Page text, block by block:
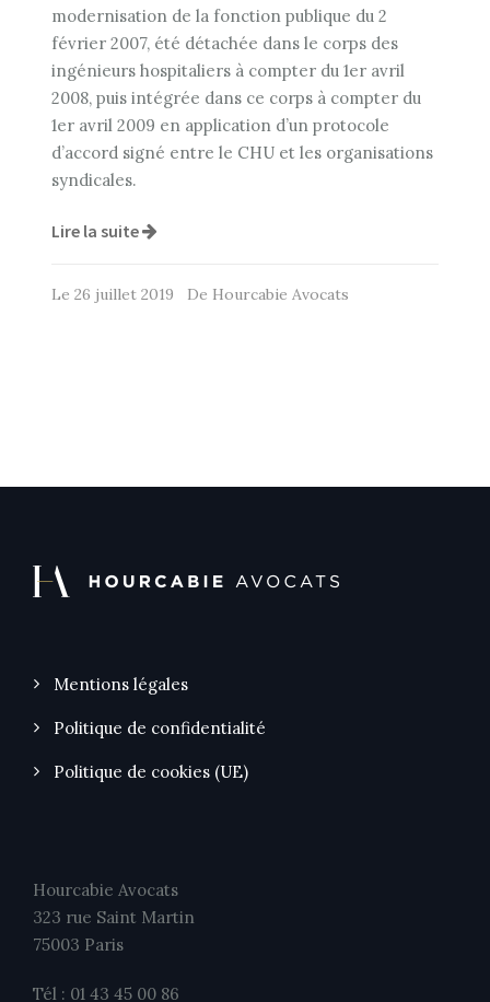
modernisation de la fonction publique du 2
février 2007, été détachée dans le corps des
ingénieurs hospitaliers à compter du 1er avril
2008, puis intégrée dans ce corps à compter du
1er avril 2009 en application d’un protocole
d’accord signé entre le CHU et les organisations
syndicales.
Lire la suite
Le 26 juillet 2019 De Hourcabie Avocats
Mentions légales
Politique de confidentialité
Politique de cookies (UE)
Hourcabie Avocats
323 rue Saint Martin
75003 Paris
Tél : 01 43 45 00 86